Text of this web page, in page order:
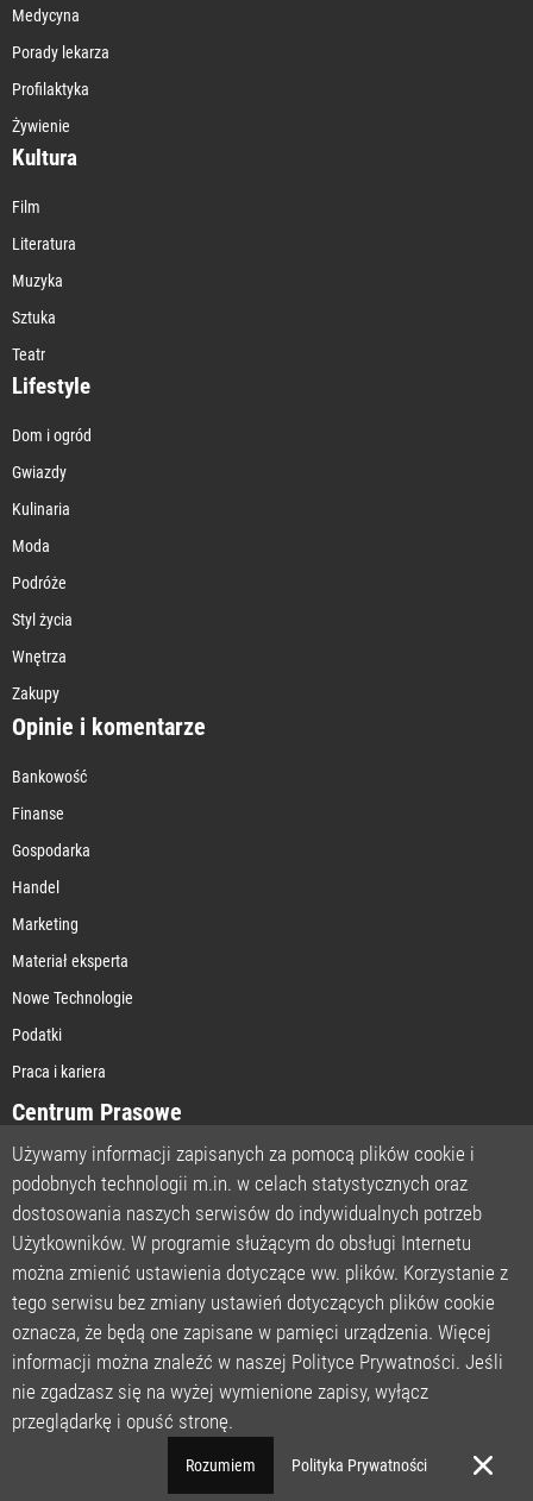
Medycyna
Porady lekarza
Profilaktyka
Żywienie
Kultura
Film
Literatura
Muzyka
Sztuka
Teatr
Lifestyle
Dom i ogród
Gwiazdy
Kulinaria
Moda
Podróże
Styl życia
Wnętrza
Zakupy
Opinie i komentarze
Bankowość
Finanse
Gospodarka
Handel
Marketing
Materiał eksperta
Nowe Technologie
Podatki
Praca i kariera
Centrum Prasowe
STRONA GŁÓWNA
O NAS
POLITYKA PRYWATNOŚCI
REGULAMIN
LICENCJA
REJESTRACJA
KONTAKT
Używamy informacji zapisanych za pomocą plików cookie i
podobnych technologii m.in. w celach statystycznych oraz
dostosowania naszych serwisów do indywidualnych potrzeb
Użytkowników. W programie służącym do obsługi Internetu
można zmienić ustawienia dotyczące ww. plików. Korzystanie z
tego serwisu bez zmiany ustawień dotyczących plików cookie
oznacza, że będą one zapisane w pamięci urządzenia. Więcej
informacji można znaleźć w naszej Polityce Prywatności. Jeśli
nie zgadzasz się na wyżej wymienione zapisy, wyłącz
przeglądarkę i opuść stronę.
Rozumiem Polityka Prywatności